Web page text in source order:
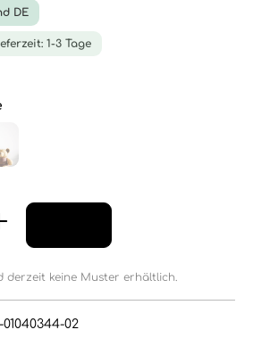
DE
1-3 Tage
derzeit keine Muster erhältlich.
01040344-02